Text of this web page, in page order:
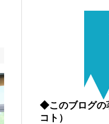
◆このブログの
コト）